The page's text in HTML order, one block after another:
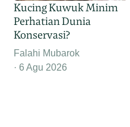
Kucing Kuwuk Minim
Perhatian Dunia
Konservasi?
Falahi Mubarok
6 Agu 2026